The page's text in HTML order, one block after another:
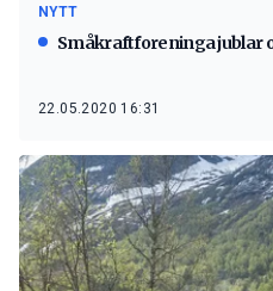
NYTT
Småkraftforeninga jublar
22.05.2020 16:31